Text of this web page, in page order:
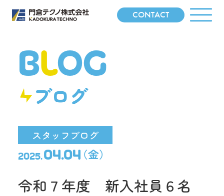
CONTACT
BLOG
ブログ
スタッフブログ
2025.04.04（金）
令和７年度 新入社員６名